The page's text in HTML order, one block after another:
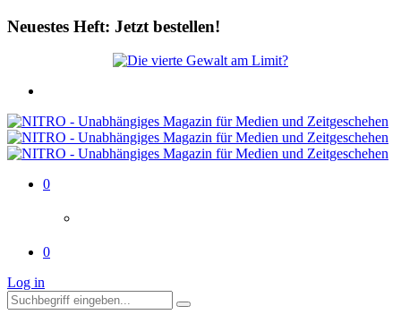
Neuestes Heft: Jetzt bestellen!
0
0
Log in